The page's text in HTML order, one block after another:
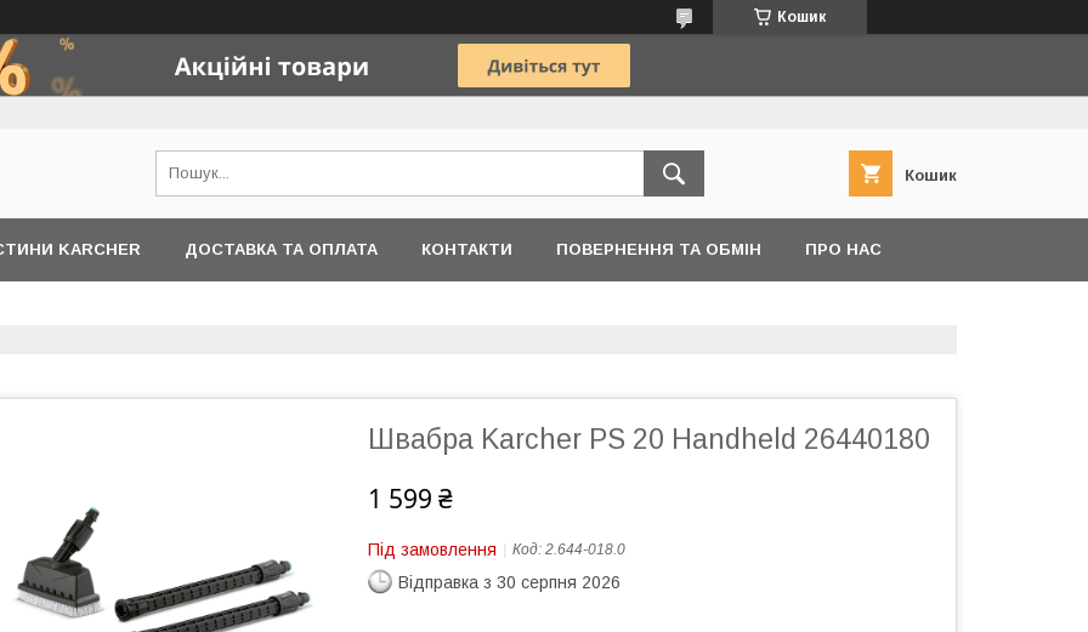
Кошик
Кошик
KARCHER ДОСТАВКА ТА ОПЛАТА КОНТАКТИ ПОВЕРНЕННЯ ТА ОБМІН ПРО НАС
Швабра Karcher PS 20 Handheld 26440180
1 599 ₴
Під замовлення Код: 2.644-018.0
Відправка з 30 серпня 2026